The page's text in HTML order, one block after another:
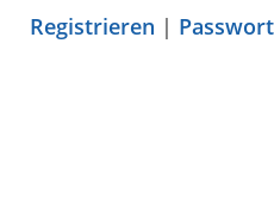
Registrieren |